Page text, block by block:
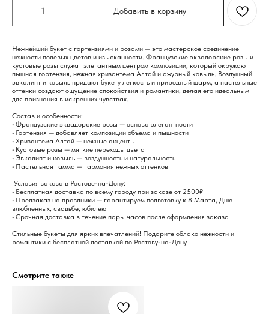
Добавить в корзину
Нежнейший букет с гортензиями и розами — это мастерское соединение
нежности полевых цветов и изысканности. Французские эквадорские розы и
кустовые розы служат элегантным центром композиции, который окружают
пышная гортензия, нежная хризантема Алтай и ажурный ковыль. Воздушный
эвкалипт и ковыль придают букету легкость и природный шарм, а пастельные
оттенки создают ощущение спокойствия и романтики, делая его идеальным
для признания в искренних чувствах.
Состав и особенности:
• Французские эквадорские розы — основа элегантности
• Гортензия — добавляет композиции объема и пышности
• Хризантема Алтай — нежные акценты
• Кустовые розы — мягкие переходы цвета
• Эвкалипт и ковыль — воздушность и натуральность
• Пастельная гамма — гармония нежных оттенков
Условия заказа в Ростове-на-Дону:
• Бесплатная доставка по всему городу при заказе от 2500₽
• Предзаказ на праздники — гарантируем подготовку к 8 Марта, Дню
влюбленных, свадьбе, юбилею
• Срочная доставка в течение пары часов после оформления заказа
Стильные букеты для ярких впечатлений! Подарите облако нежности и
романтики с бесплатной доставкой по Ростову-на-Дону.
Смотрите также